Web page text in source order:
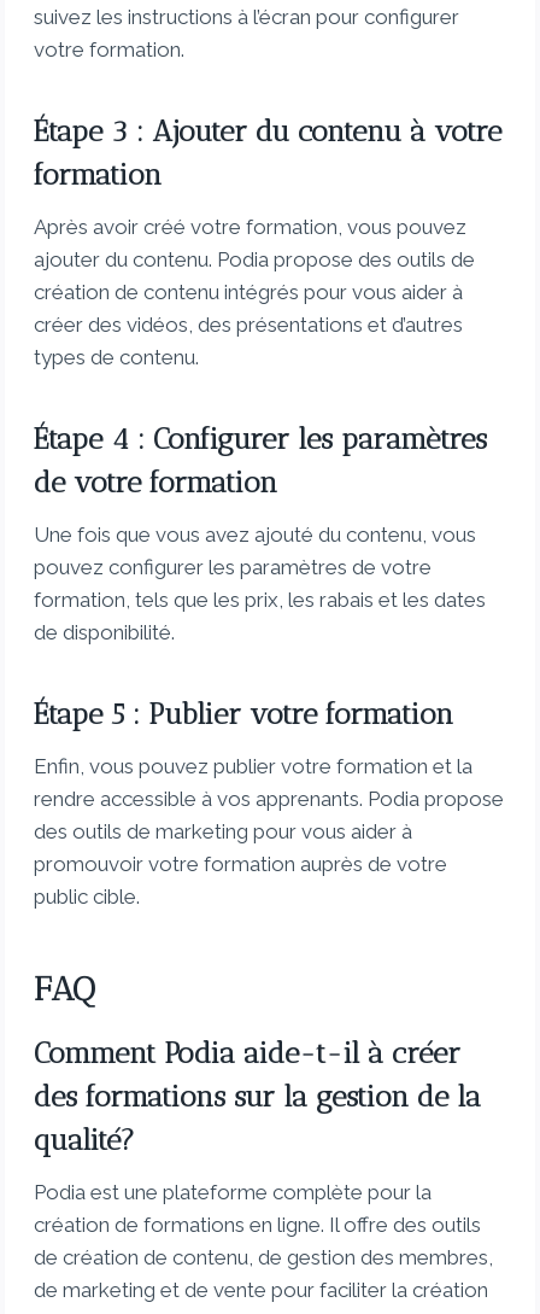
suivez les instructions à l’écran pour configurer
votre formation.
Étape 3 : Ajouter du contenu à votre
formation
Après avoir créé votre formation, vous pouvez
ajouter du contenu. Podia propose des outils de
création de contenu intégrés pour vous aider à
créer des vidéos, des présentations et d’autres
types de contenu.
Étape 4 : Configurer les paramètres
de votre formation
Une fois que vous avez ajouté du contenu, vous
pouvez configurer les paramètres de votre
formation, tels que les prix, les rabais et les dates
de disponibilité.
Étape 5 : Publier votre formation
Enfin, vous pouvez publier votre formation et la
rendre accessible à vos apprenants. Podia propose
des outils de marketing pour vous aider à
promouvoir votre formation auprès de votre
public cible.
FAQ
Comment Podia aide-t-il à créer
des formations sur la gestion de la
qualité?
Podia est une plateforme complète pour la
création de formations en ligne. Il offre des outils
de création de contenu, de gestion des membres,
de marketing et de vente pour faciliter la création